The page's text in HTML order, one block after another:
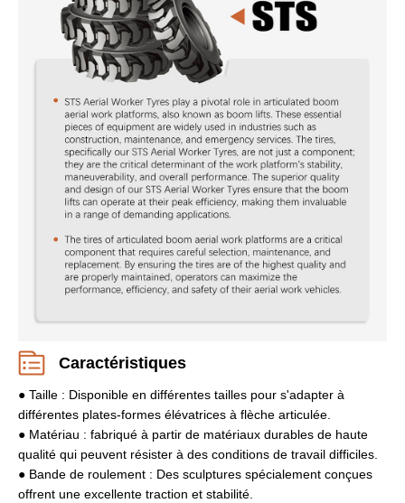
Caractéristiques
● Taille : Disponible en différentes tailles pour s'adapter à
différentes plates-formes élévatrices à flèche articulée.
● Matériau : fabriqué à partir de matériaux durables de haute
qualité qui peuvent résister à des conditions de travail difficiles.
● Bande de roulement : Des sculptures spécialement conçues
offrent une excellente traction et stabilité.